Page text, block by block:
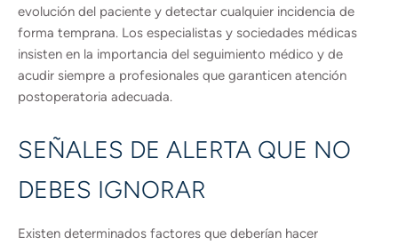
evolución del paciente y detectar cualquier incidencia de
forma temprana. Los especialistas y sociedades médicas
insisten en la importancia del seguimiento médico y de
acudir siempre a profesionales que garanticen atención
postoperatoria adecuada.
SEÑALES DE ALERTA QUE NO
DEBES IGNORAR
Existen determinados factores que deberían hacer